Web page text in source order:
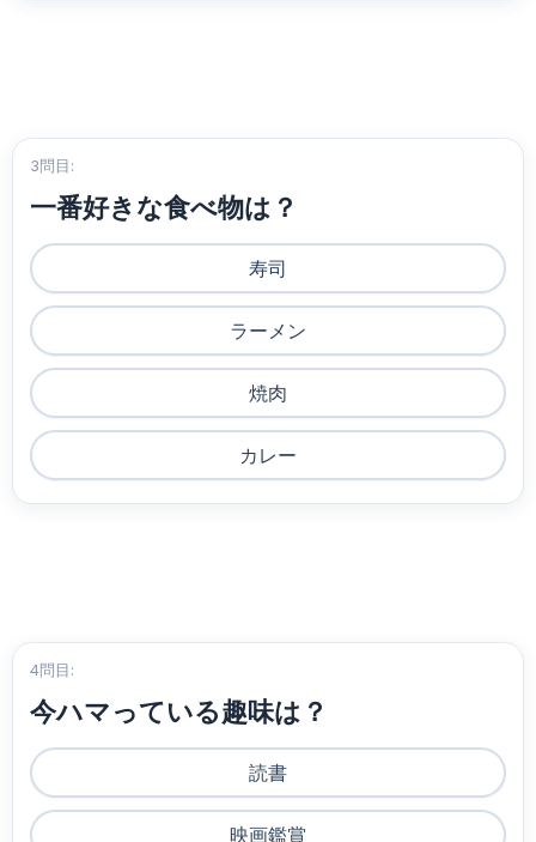
3問目:
一番好きな食べ物は？
寿司
ラーメン
焼肉
カレー
4問目:
今ハマっている趣味は？
読書
映画鑑賞